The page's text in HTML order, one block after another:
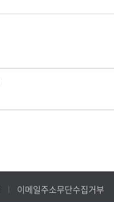
이메일주소무단수집거부